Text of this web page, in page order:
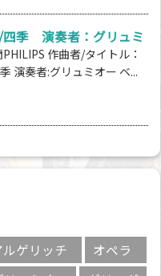
四季 演奏者：グリュミ
作曲者/タイトル：
演奏者:グリュミオー ベ...
ルゲリッチ
オペラ